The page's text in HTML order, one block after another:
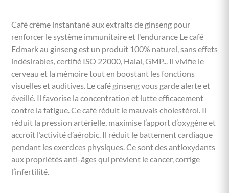
Café crème instantané aux extraits de ginseng pour
renforcer le système immunitaire et l'endurance Le café
Edmark au ginseng est un produit 100% naturel, sans effets
indésirables, certifié ISO 22000, Halal, GMP... Il vivifie le
cerveau et la mémoire tout en boostant les fonctions
visuelles et auditives. Le café ginseng vous garde alerte et
éveillé. Il favorise la concentration et lutte efficacement
contre la fatigue. Ce café réduit le mauvais cholestérol. Il
réduit la pression artérielle, maximise l’apport d’oxygène et
accroît l’activité d’aérobic. Il réduit le battement cardiaque
pendant les exercices physiques. Ce sont des antioxydants
aux propriétés anti-âges qui prévient le cancer, corrige
l’infertilité.